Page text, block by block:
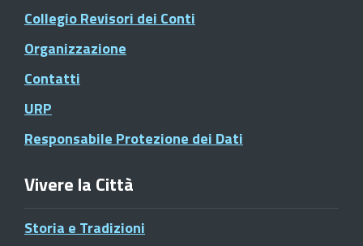
Collegio Revisori dei Conti
Organizzazione
Contatti
URP
Responsabile Protezione dei Dati
Vivere la Città
Storia e Tradizioni